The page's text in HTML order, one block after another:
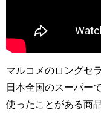
マルコメのロングセ
日本全国のスーパー
使ったことがある商